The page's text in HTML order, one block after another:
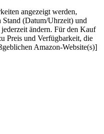
angezeigt werden,
Stand (Datum/Uhrzeit) und
ändern. Für den Kauf
Preis und Verfügbarkeit, die
Amazon-Website(s)]